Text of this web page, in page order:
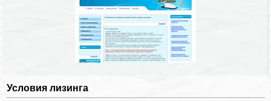
Условия лизинга